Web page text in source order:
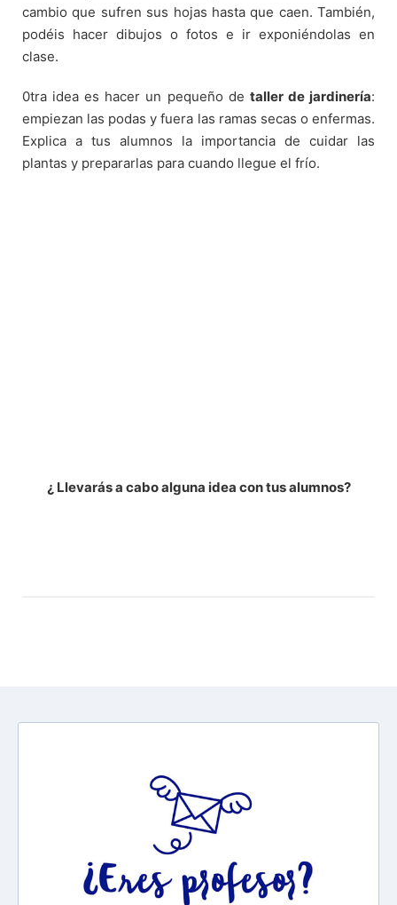
cambio que sufren sus hojas hasta que caen. También,
podéis hacer dibujos o fotos e ir exponiéndolas en
clase.
0tra idea es hacer un pequeño de taller de jardinería:
empiezan las podas y fuera las ramas secas o enfermas.
Explica a tus alumnos la importancia de cuidar las
plantas y prepararlas para cuando llegue el frío.
¿ Llevarás a cabo alguna idea con tus alumnos?